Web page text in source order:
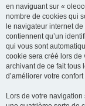
en naviguant sur «
nombre de cookies qui
le navigateur internet
contiennent qu’un
qui vous sont
cookie sera créé lors de
archivant de ce fait tous
d’améliorer votre
Lors de votre